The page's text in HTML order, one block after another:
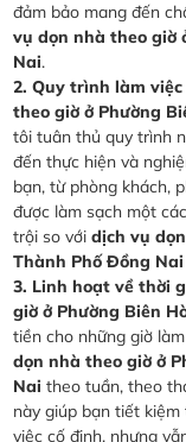
đảm bảo mang đến
vụ dọn nhà theo giờ
Nai.
2. Quy trình làm
theo giờ ở Phường
tôi tuân thủ quy trình
đến thực hiện và
bạn, từ phòng khách,
được làm sạch một
trội so vớidịch vụ
Thành Phố Đồng Nai
3. Linh hoạt về thời
giờ ở Phường Biên
tiền cho những giờ
dọn nhà theo giờ ở
Nai theo tuần, theo
này giúp bạn tiết
việc cố định, nhưng